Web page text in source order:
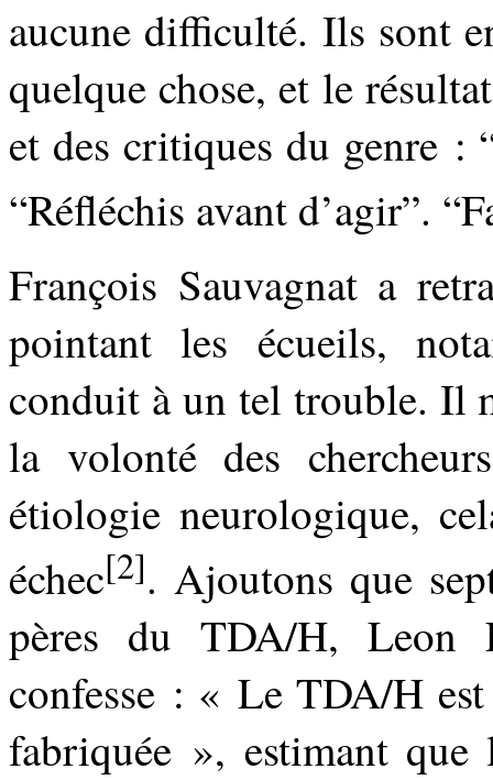
aucune difficulté. Ils sont
quelque chose, et le
et des critiques du genre :
“Réfléchis avant d’agir”.
François Sauvagnat a
pointant les écueils,
conduit à un tel trouble. Il
la volonté des
étiologie neurologique,
échec[2]. Ajoutons que
pères du TDA/H, Leon
confesse : « Le TDA/H
fabriquée », estimant